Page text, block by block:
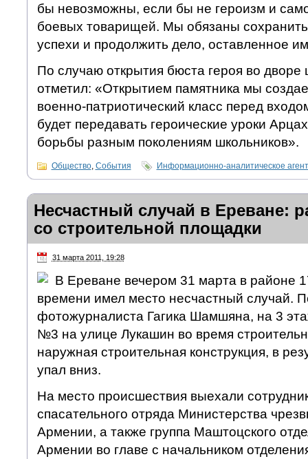
бы невозможны, если бы не героизм и
боевых товарищей. Мы обязаны
успехи и продолжить дело, оставленное
По случаю открытия бюста героя во
отметил: «Открытием памятника мы
военно-патриотический класс перед
будет передавать героические уроки
борьбы разным поколениям школьников».
Общество, События Информационно-аналитическое
Несчастный случай в Ереване:
со строительной площадки
31 марта 2011, 19:28
В Ереване вечером 31 марта в районе
времени имел место несчастный случай.
фотожурналиста Гагика Шамшяна, на 3
№3 на улице Лукашин во время
наружная строительная конструкция, в
упал вниз.
На место происшествия выехали
спасательного отряда Министерства
Армении, а также группа Маштоцского
Армении во главе с начальником